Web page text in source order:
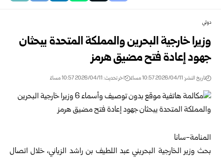
دولي
وزيرا خارجية البحرين والمملكة المتحدة يبحثان
جهود إعادة فتح مضيق هرمز
تاريخ النشر: 2026/04/11 10:57 مساءً اخر تحديث: 2026/04/11 10:57 مساءً
المنامة-سانا
بحث وزير الخارجية البحريني عبد اللطيف بن راشد الزياني، خلال اتصال